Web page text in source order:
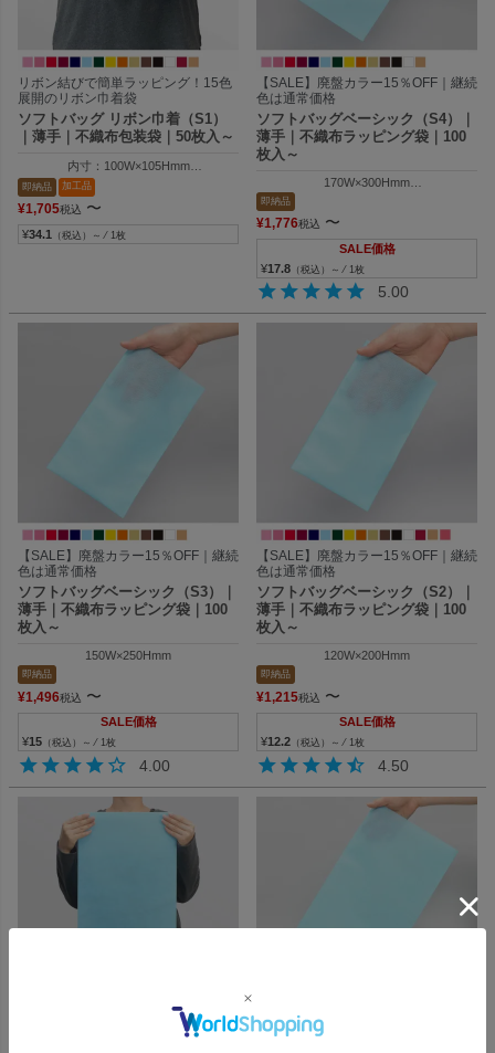
リボン結びで簡単ラッピング！15色
展開のリボン巾着袋
ソフトバッグ リボン巾着（S1）
｜薄手｜不織布包装袋｜50枚入～
内寸：100W×105Hmm
外寸：100W×150Hmm
即納品 加工品
¥1,705税込 〜
¥34.1 （税込）～ ⁄ 1枚
【SALE】廃盤カラー15％OFF｜継続
色は通常価格
ソフトバッグベーシック（S4）｜
薄手｜不織布ラッピング袋｜100
枚入～
170W×300Hmm
中身のサイズから最適なラッピング袋
即納品
¥1,776税込 〜
SALE価格
¥17.8 （税込）～ ⁄ 1枚
5.00
【SALE】廃盤カラー15％OFF｜継続
色は通常価格
ソフトバッグベーシック（S3）｜
薄手｜不織布ラッピング袋｜100
枚入～
150W×250Hmm
即納品
¥1,496税込 〜
SALE価格
¥15 （税込）～ ⁄ 1枚
4.00
【SALE】廃盤カラー15％OFF｜継続
色は通常価格
ソフトバッグベーシック（S2）｜
薄手｜不織布ラッピング袋｜100
枚入～
120W×200Hmm
即納品
¥1,215税込 〜
SALE価格
¥12.2 （税込）～ ⁄ 1枚
4.50
衣料品ラッピングに最適！カラバリ
フェイスタオルも包める万能サイズ